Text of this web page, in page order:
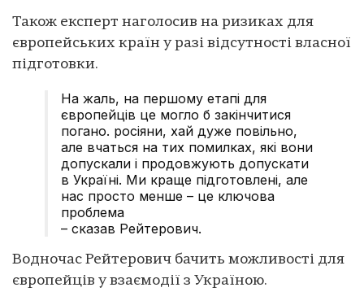
Також експерт наголосив на ризиках для
європейських країн у разі відсутності власної
підготовки.
На жаль, на першому етапі для
європейців це могло б закінчитися
погано. росіяни, хай дуже повільно,
але вчаться на тих помилках, які вони
допускали і продовжують допускати
в Україні. Ми краще підготовлені, але
нас просто менше – це ключова
проблема
– сказав Рейтерович.
Водночас Рейтерович бачить можливості для
європейців у взаємодії з Україною.